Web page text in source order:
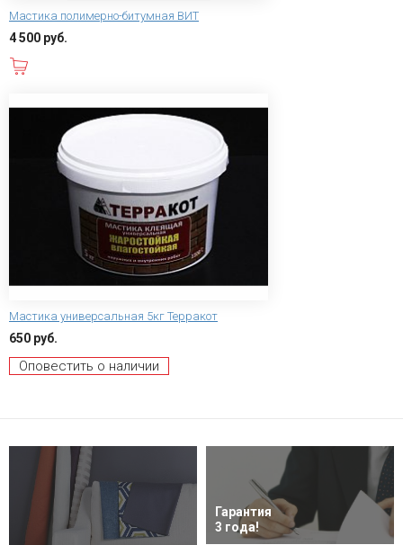
Мастика полимерно-битумная ВИТ
4 500 руб.
Мастика универсальная 5кг Терракот
650 руб.
Оповестить о наличии
Гарантия
3 года!